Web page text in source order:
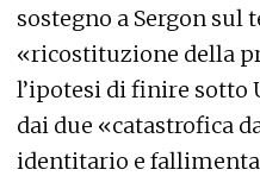
sostegno a Sergon sul
«ricostituzione della
l’ipotesi di finire sotto
dai due «catastrofica
identitario e